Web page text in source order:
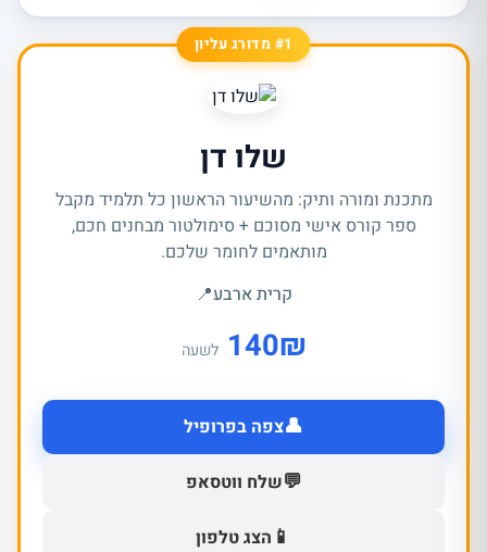
#1 מדורג עליון
שלו דן
מתכנת ומורה ותיק: מהשיעור הראשון כל תלמיד מקבל
ספר קורס אישי מסוכם + סימולטור מבחנים חכם,
מותאמים לחומר שלכם.
קרית ארבע📍
₪
140 לשעה
👤צפה בפרופיל
💬שלח ווטסאפ
📱 הצג טלפון